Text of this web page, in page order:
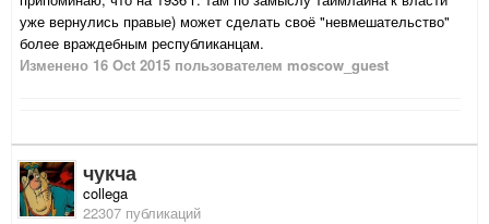
уже вернулись правые) может сделать своё "невмешательство"
более враждебным республиканцам.
Изменено 16 Oct 2015 пользователем moscow_guest
чукча
collega
22307 публикаций